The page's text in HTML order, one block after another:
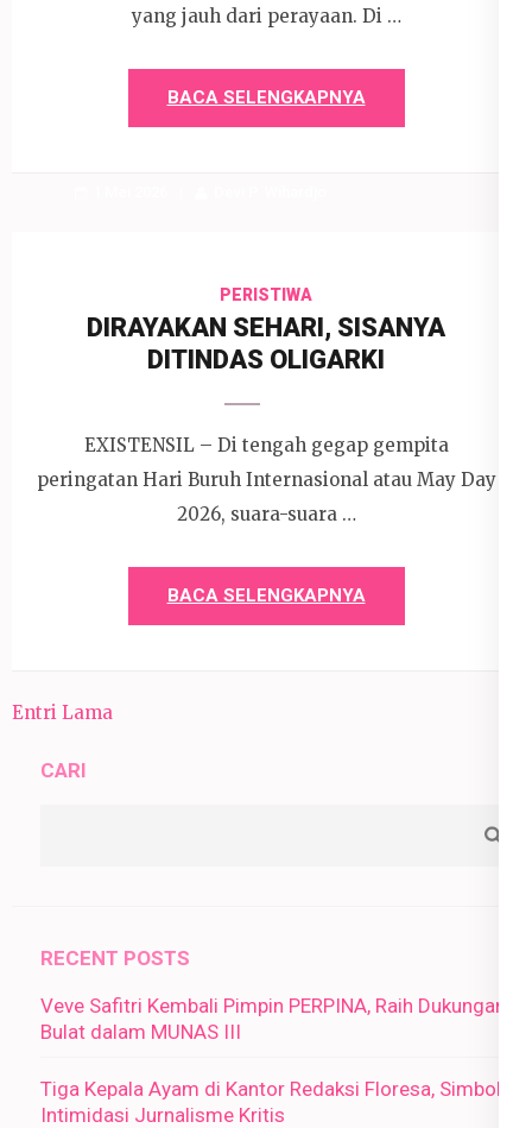
yang jauh dari perayaan. Di …
BACA SELENGKAPNYA
PERISTIWA
DIRAYAKAN SEHARI, SISANYA
DITINDAS OLIGARKI
EXISTENSIL – Di tengah gegap gempita
peringatan Hari Buruh Internasional atau May Day
2026, suara-suara …
BACA SELENGKAPNYA
Entri Lama
CARI
RECENT POSTS
Veve Safitri Kembali Pimpin PERPINA, Raih Dukungan
Bulat dalam MUNAS III
Tiga Kepala Ayam di Kantor Redaksi Floresa, Simbol
Intimidasi Jurnalisme Kritis